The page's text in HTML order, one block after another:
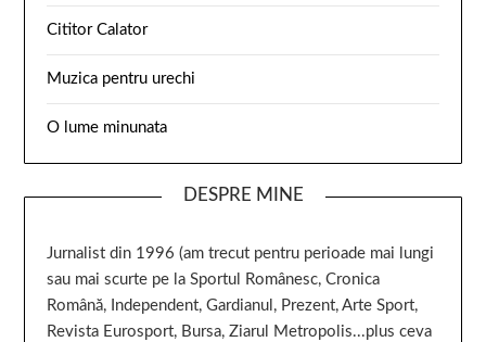
Cititor Calator
Muzica pentru urechi
O lume minunata
DESPRE MINE
Jurnalist din 1996 (am trecut pentru perioade mai lungi
sau mai scurte pe la Sportul Românesc, Cronica
Română, Independent, Gardianul, Prezent, Arte Sport,
Revista Eurosport, Bursa, Ziarul Metropolis...plus ceva